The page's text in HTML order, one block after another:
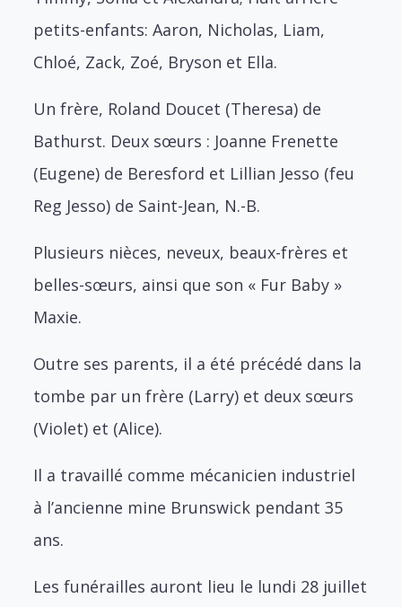
petits-enfants: Aaron, Nicholas, Liam,
Chloé, Zack, Zoé, Bryson et Ella.
Un frère, Roland Doucet (Theresa) de
Bathurst. Deux sœurs : Joanne Frenette
(Eugene) de Beresford et Lillian Jesso (feu
Reg Jesso) de Saint-Jean, N.-B.
Plusieurs nièces, neveux, beaux-frères et
belles-sœurs, ainsi que son « Fur Baby »
Maxie.
Outre ses parents, il a été précédé dans la
tombe par un frère (Larry) et deux sœurs
(Violet) et (Alice).
Il a travaillé comme mécanicien industriel
à l’ancienne mine Brunswick pendant 35
ans.
Les funérailles auront lieu le lundi 28 juillet